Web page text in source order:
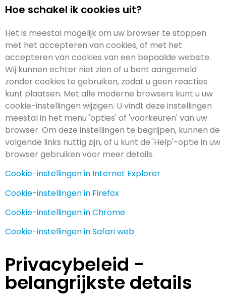
Hoe schakel ik cookies uit?
Het is meestal mogelijk om uw browser te stoppen
met het accepteren van cookies, of met het
accepteren van cookies van een bepaalde website.
Wij kunnen echter niet zien of u bent aangemeld
zonder cookies te gebruiken, zodat u geen reacties
kunt plaatsen. Met alle moderne browsers kunt u uw
cookie-instellingen wijzigen. U vindt deze instellingen
meestal in het menu 'opties' of 'voorkeuren' van uw
browser. Om deze instellingen te begrijpen, kunnen de
volgende links nuttig zijn, of u kunt de 'Help'-optie in uw
browser gebruiken voor meer details.
Cookie-instellingen in Internet Explorer
Cookie-instellingen in Firefox
Cookie-instellingen in Chrome
Cookie-instellingen in Safari web
Privacybeleid -
belangrijkste details